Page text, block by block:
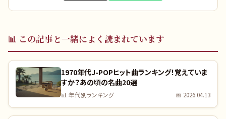
📊 この記事と一緒によく読まれています
1970年代J-POPヒット曲ランキング！覚えていま
すか？あの頃の名曲20選
📊 年代別ランキング 📅 2026.04.13